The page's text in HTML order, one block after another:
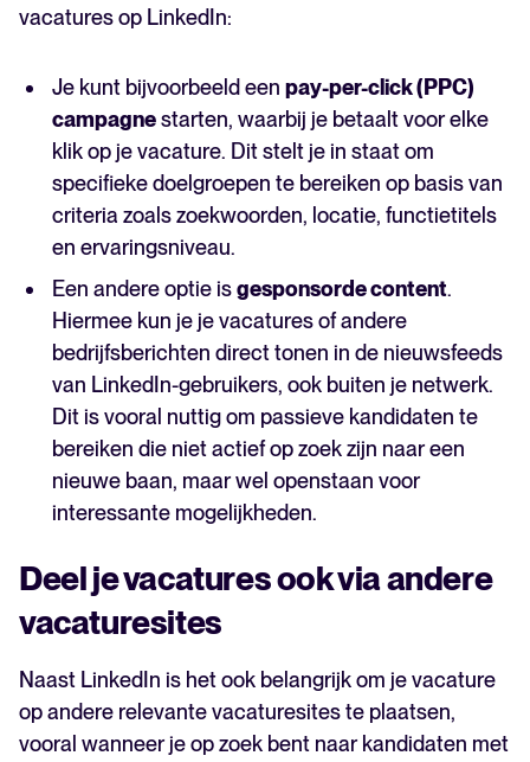
vacatures op LinkedIn:
Je kunt bijvoorbeeld een pay-per-click (PPC)
campagnestarten, waarbij je betaalt voor elke
klik op je vacature. Dit stelt je in staat om
specifieke doelgroepen te bereiken op basis van
criteria zoals zoekwoorden, locatie, functietitels
en ervaringsniveau.
Een andere optie isgesponsorde content.
Hiermee kun je je vacatures of andere
bedrijfsberichten direct tonen in de nieuwsfeeds
van LinkedIn-gebruikers, ook buiten je netwerk.
Dit is vooral nuttig om passieve kandidaten te
bereiken die niet actief op zoek zijn naar een
nieuwe baan, maar wel openstaan voor
interessante mogelijkheden.
Deel je vacatures ook via andere
vacaturesites
Naast LinkedIn is het ook belangrijk om je vacature
op andere relevante vacaturesites te plaatsen,
vooral wanneer je op zoek bent naar kandidaten met